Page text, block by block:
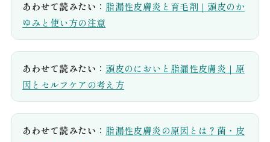
あわせて読みたい： 脂漏性皮膚炎と育毛剤｜頭皮のか
ゆみと使い方の注意
あわせて読みたい： 頭皮のにおいと脂漏性皮膚炎｜原
因とセルフケアの考え方
あわせて読みたい： 脂漏性皮膚炎の原因とは？菌・皮